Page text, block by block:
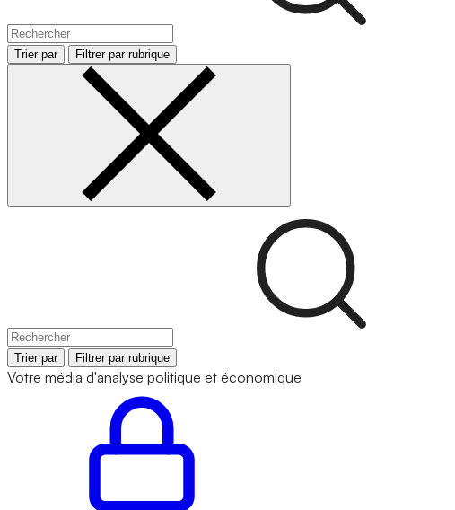
Trier par Filtrer par rubrique
Trier par Filtrer par rubrique
Votre média d'analyse politique et économique